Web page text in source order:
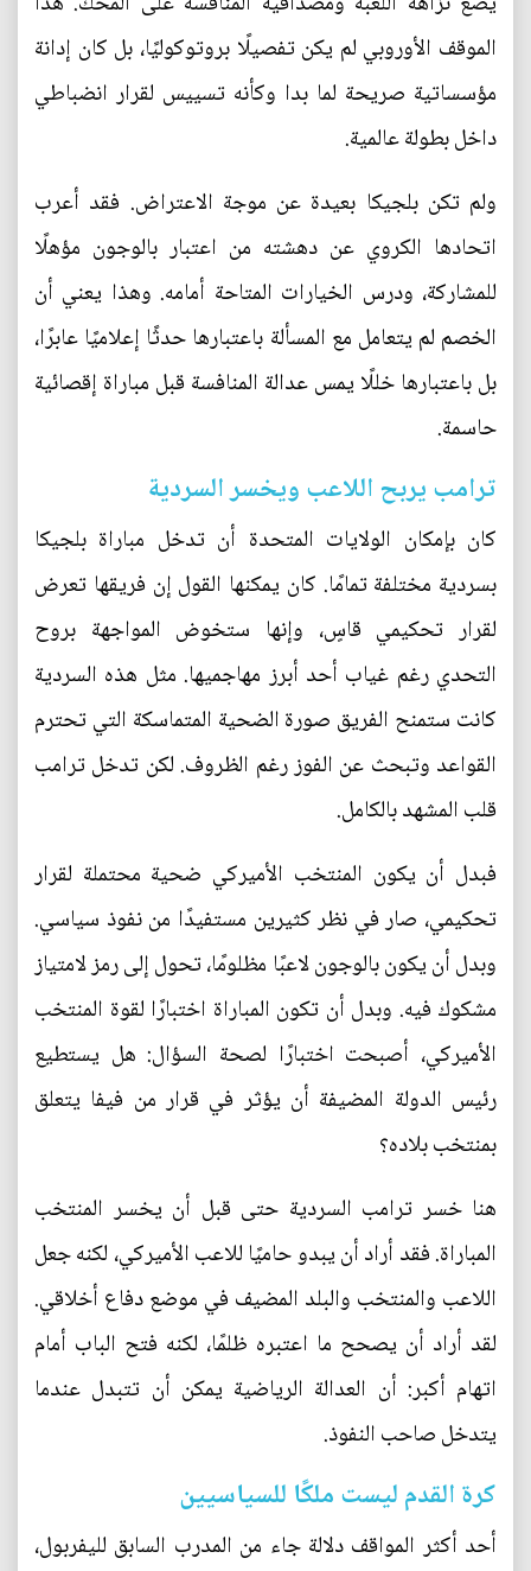
الموقف الأوروبي لم يكن تفصيلًا بروتوكوليًا، بل كان إدانة
مؤسساتية صريحة لما بدا وكأنه تسييس لقرار انضباطي
داخل بطولة عالمية.
ولم تكن بلجيكا بعيدة عن موجة الاعتراض. فقد أعرب
اتحادها الكروي عن دهشته من اعتبار بالوجون مؤهلًا
للمشاركة، ودرس الخيارات المتاحة أمامه. وهذا يعني أن
الخصم لم يتعامل مع المسألة باعتبارها حدثًا إعلاميًا عابرًا،
بل باعتبارها خللًا يمس عدالة المنافسة قبل مباراة إقصائية
حاسمة.
ترامب يربح اللاعب ويخسر السردية
كان بإمكان الولايات المتحدة أن تدخل مباراة بلجيكا
بسردية مختلفة تمامًا. كان يمكنها القول إن فريقها تعرض
لقرار تحكيمي قاسٍ، وإنها ستخوض المواجهة بروح
التحدي رغم غياب أحد أبرز مهاجميها. مثل هذه السردية
كانت ستمنح الفريق صورة الضحية المتماسكة التي تحترم
القواعد وتبحث عن الفوز رغم الظروف. لكن تدخل ترامب
قلب المشهد بالكامل.
فبدل أن يكون المنتخب الأميركي ضحية محتملة لقرار
تحكيمي، صار في نظر كثيرين مستفيدًا من نفوذ سياسي.
وبدل أن يكون بالوجون لاعبًا مظلومًا، تحول إلى رمز لامتياز
مشكوك فيه. وبدل أن تكون المباراة اختبارًا لقوة المنتخب
الأميركي، أصبحت اختبارًا لصحة السؤال: هل يستطيع
رئيس الدولة المضيفة أن يؤثر في قرار من فيفا يتعلق
بمنتخب بلاده؟
هنا خسر ترامب السردية حتى قبل أن يخسر المنتخب
المباراة. فقد أراد أن يبدو حاميًا للاعب الأميركي، لكنه جعل
اللاعب والمنتخب والبلد المضيف في موضع دفاع أخلاقي.
لقد أراد أن يصحح ما اعتبره ظلمًا، لكنه فتح الباب أمام
اتهام أكبر: أن العدالة الرياضية يمكن أن تتبدل عندما
يتدخل صاحب النفوذ.
كرة القدم ليست ملكًا للسياسيين
أحد أكثر المواقف دلالة جاء من المدرب السابق لليفربول،